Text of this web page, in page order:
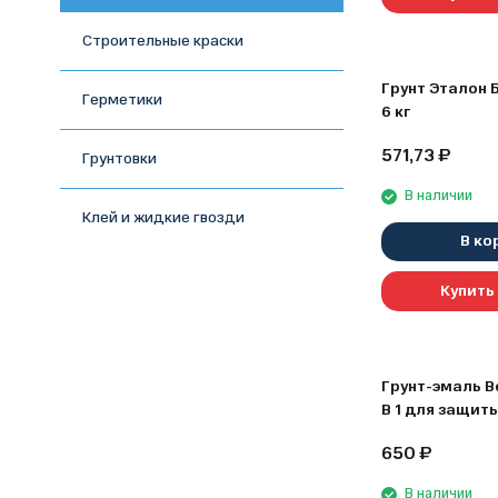
Грунт Эталон
6 кг
571,73₽
В наличии
В
Купить
Грунт-эмаль
В 1 для
650₽
В наличии
Строительные краски
Герметики
Грунтовки
Клей и жидкие гвозди